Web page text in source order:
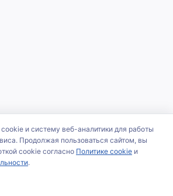
и систему веб-аналитики для работы
Продолжая пользоваться сайтом, вы
cookie согласно Политике cookie и
.